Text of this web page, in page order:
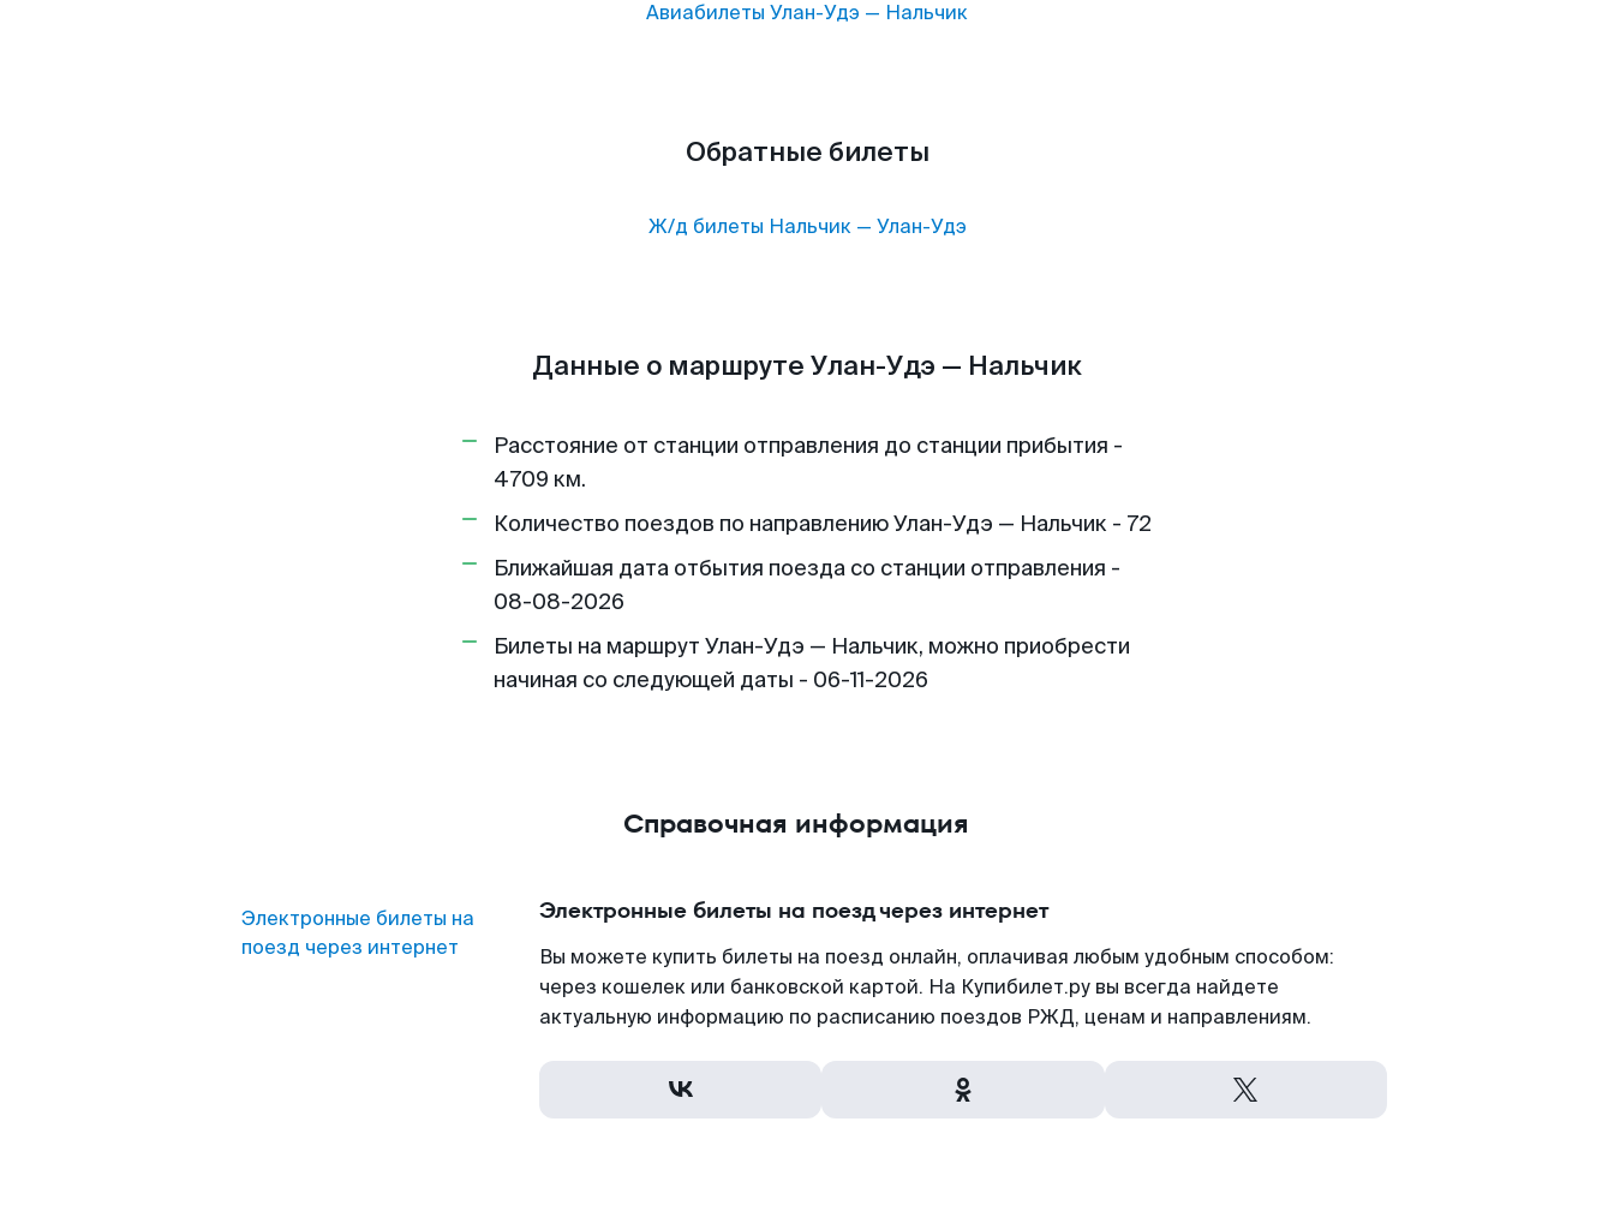
Авиабилеты Улан-Удэ — Нальчик
Обратные билеты
Ж/д билеты Нальчик— Улан-Удэ
Данные о маршруте Улан-Удэ — Нальчик
Расстояние от станции отправления до станции прибытия -
4709 км.
Количество поездов по направлению Улан-Удэ — Нальчик - 72
Ближайшая дата отбытия поезда со станции отправления -
08-08-2026
Билеты на маршрут Улан-Удэ — Нальчик, можно приобрести
начиная со следующей даты - 06-11-2026
Справочная информация
Электронные билеты на
поезд через интернет
Электронные билеты на поезд через интернет
Вы можете купить билеты на поезд онлайн, оплачивая любым удобным способом:
через кошелек или банковской картой. На Купибилет.ру вы всегда найдете
актуальную информацию по расписанию поездов РЖД, ценам и направлениям.